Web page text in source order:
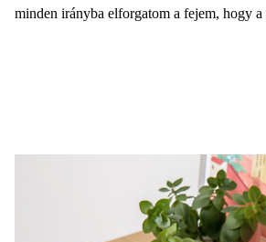
minden irányba elforgatom a fejem, hogy